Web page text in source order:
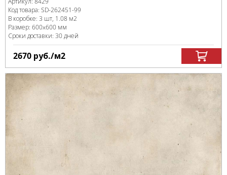
Код товара: SD-262451-99
В коробке: 3 шт, 1.08 м2
Размер: 600x600 мм
Сроки доставки: 30 дней
2670 руб./м2